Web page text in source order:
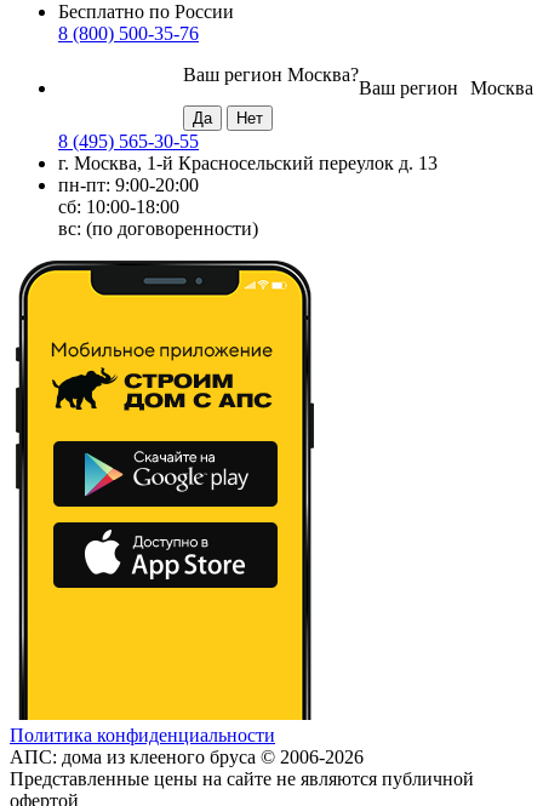
Бесплатно по России
8 (800) 500-35-76
Москва
Ваш регион
Ваш регион Москва?
8 (495) 565-30-55
г. Москва, 1-й Красносельский переулок д. 13
пн-пт: 9:00-20:00
сб: 10:00-18:00
вс: (по договоренности)
Политика конфиденциальности
АПС: дома из клееного бруса © 2006-2026
Представленные цены на сайте не являются публичной
офертой